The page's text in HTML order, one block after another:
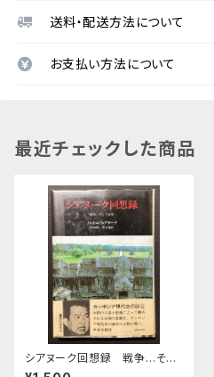
送料・配送方法について
お支払い方法について
最近チェックした商品
シアヌーク回想録 戦争…そし
て希望